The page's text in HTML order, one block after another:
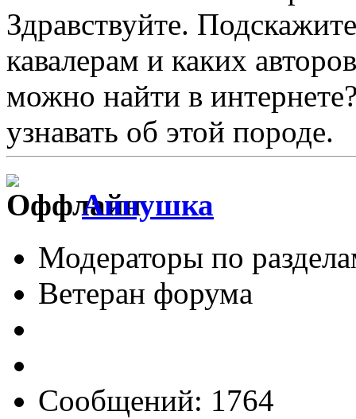
Здравствуйте.
кавалерам и каких
можно найти в
узнавать об этой породе.
Аннушка
Модераторы по
Ветеран форума
Сообщений: 1764